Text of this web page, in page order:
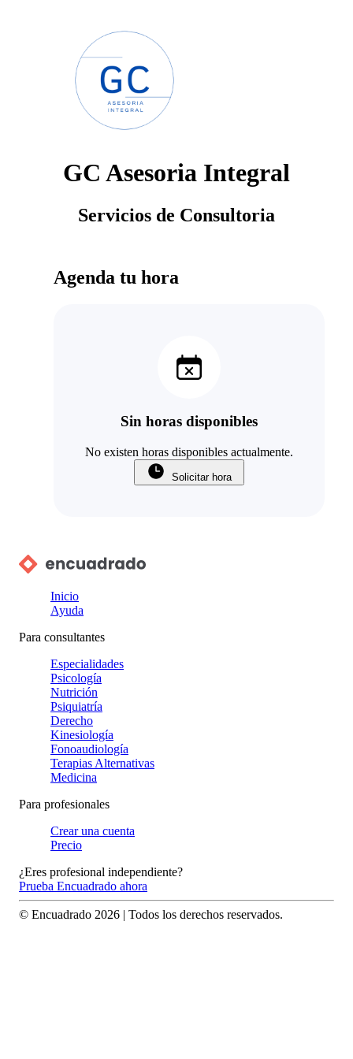
GC Asesoria Integral
Servicios de Consultoria
Agenda tu hora
Sin horas disponibles
No existen horas disponibles actualmente.
Solicitar hora
Inicio
Ayuda
Para consultantes
Especialidades
Psicología
Nutrición
Psiquiatría
Derecho
Kinesiología
Fonoaudiología
Terapias Alternativas
Medicina
Para profesionales
Crear una cuenta
Precio
¿Eres profesional independiente?
Prueba Encuadrado ahora
© Encuadrado 2026 | Todos los derechos reservados.